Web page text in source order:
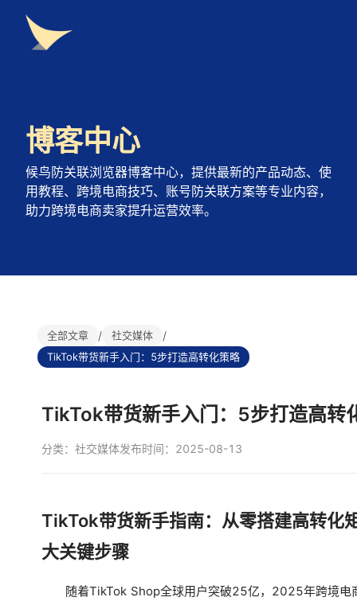
博客中心
候鸟防关联浏览器博客中心，提供最新的产品动态、使
用教程、跨境电商技巧、账号防关联方案等专业内容，
助力跨境电商卖家提升运营效率。
全部文章 / 社交媒体 /
TikTok带货新手入门：5步打造高转化策略
TikTok带货新手入门：5步打造高转
分类： 社交媒体发布时间：2025-08-13
TikTok带货新手指南：从零搭建高转化
大关键步骤
随着TikTok Shop全球用户突破25亿，2025年跨境电